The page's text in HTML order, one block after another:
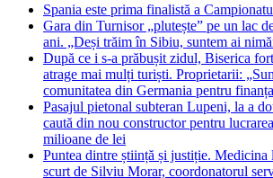
Spania este prima finalistă a
Gara din Turnisor „plutește” pe un lac
ani. „Deși trăim în Sibiu, suntem ai
După ce i s-a prăbușit zidul, Biserica
atrage mai mulți turiști. Proprietarii:
comunitatea din Germania pentru
Pasajul pietonal subteran Lupeni, la a
caută din nou constructor pentru
milioane de lei
Puntea dintre știință și justiție. Medicina
scurt de Silviu Morar, coordonatorul